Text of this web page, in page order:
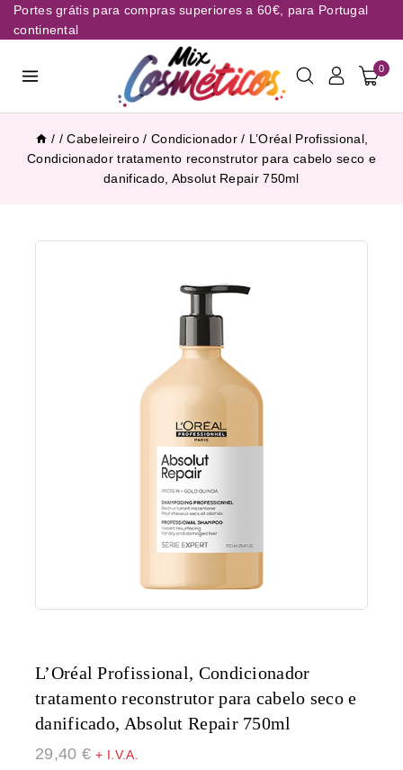
Portes grátis para compras superiores a 60€, para Portugal
continental
0
/ / Cabeleireiro / Condicionador / L’Oréal Profissional,
Condicionador tratamento reconstrutor para cabelo seco e
danificado, Absolut Repair 750ml
L’Oréal Profissional, Condicionador
tratamento reconstrutor para cabelo seco e
danificado, Absolut Repair 750ml
29,40 € + I.V.A.